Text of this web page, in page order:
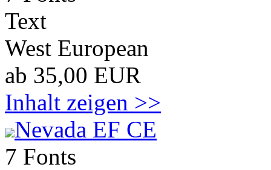
Text
West European
ab 35,00 EUR
Inhalt zeigen >>
Nevada EF CE
7 Fonts